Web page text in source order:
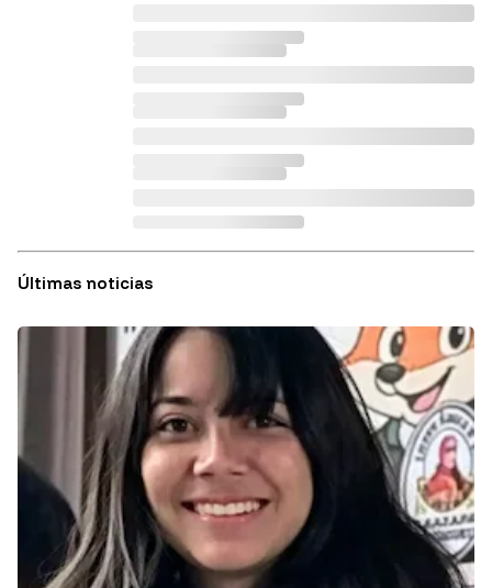
Últimas noticias